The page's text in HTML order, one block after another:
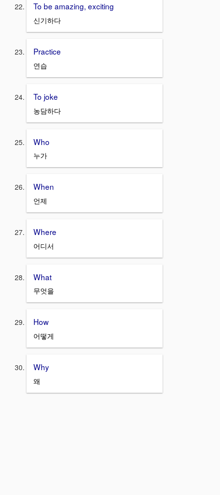
To be amazing, exciting
신기하다
Practice
연습
To joke
농담하다
Who
누가
When
언제
Where
어디서
What
무엇을
How
어떻게
Why
왜